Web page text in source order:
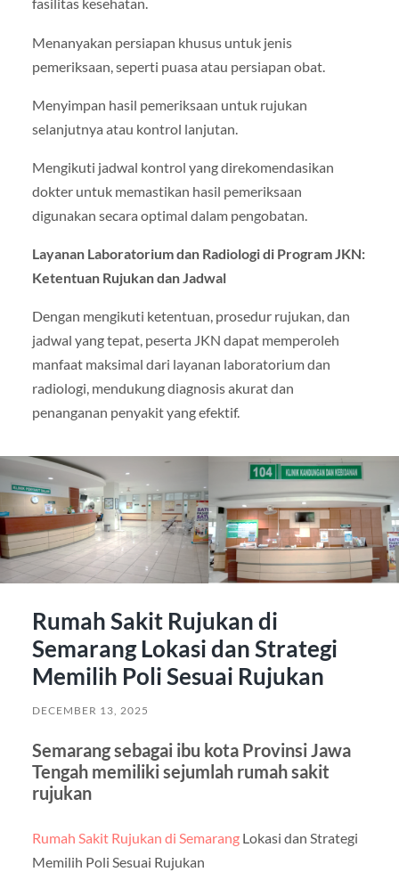
fasilitas kesehatan.
Menanyakan persiapan khusus untuk jenis
pemeriksaan, seperti puasa atau persiapan obat.
Menyimpan hasil pemeriksaan untuk rujukan
selanjutnya atau kontrol lanjutan.
Mengikuti jadwal kontrol yang direkomendasikan
dokter untuk memastikan hasil pemeriksaan
digunakan secara optimal dalam pengobatan.
Layanan Laboratorium dan Radiologi di Program JKN:
Ketentuan Rujukan dan Jadwal
Dengan mengikuti ketentuan, prosedur rujukan, dan
jadwal yang tepat, peserta JKN dapat memperoleh
manfaat maksimal dari layanan laboratorium dan
radiologi, mendukung diagnosis akurat dan
penanganan penyakit yang efektif.
Rumah Sakit Rujukan di
Semarang Lokasi dan Strategi
Memilih Poli Sesuai Rujukan
DECEMBER 13, 2025
Semarang sebagai ibu kota Provinsi Jawa
Tengah memiliki sejumlah rumah sakit
rujukan
Rumah Sakit Rujukan di SemarangLokasi dan Strategi
Memilih Poli Sesuai Rujukan